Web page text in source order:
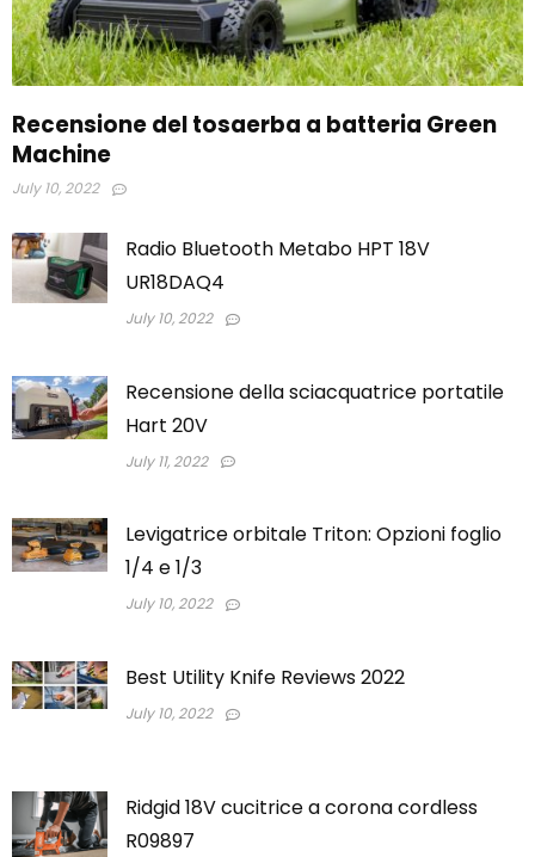
Recensione del tosaerba a batteria Green
Machine
July 10, 2022
Radio Bluetooth Metabo HPT 18V
UR18DAQ4
July 10, 2022
Recensione della sciacquatrice portatile
Hart 20V
July 11, 2022
Levigatrice orbitale Triton: Opzioni foglio
1/4 e 1/3
July 10, 2022
Best Utility Knife Reviews 2022
July 10, 2022
Ridgid 18V cucitrice a corona cordless
R09897